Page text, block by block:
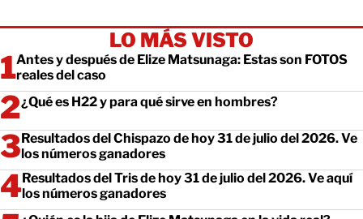
LO MÁS VISTO
Antes y después de Elize Matsunaga: Estas son FOTOS
reales del caso
¿Qué es H22 y para qué sirve en hombres?
Resultados del Chispazo de hoy 31 de julio del 2026. Ve
los números ganadores
Resultados del Tris de hoy 31 de julio del 2026. Ve aquí
los números ganadores